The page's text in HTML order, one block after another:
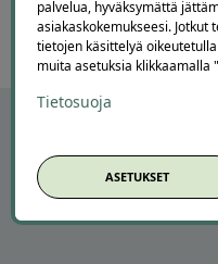
palvelua, hyväksymättä
asiakaskokemukseesi.
tietojen käsittelyä
muita asetuksia klikkaamalla
Tietosuoja
ASETUKSET